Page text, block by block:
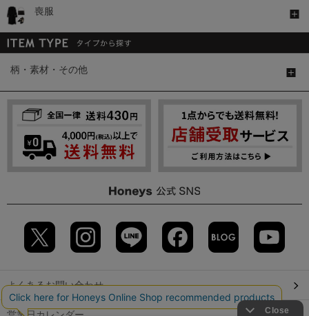
喪服
柄・素材・その他
よくあるお問い合わせ